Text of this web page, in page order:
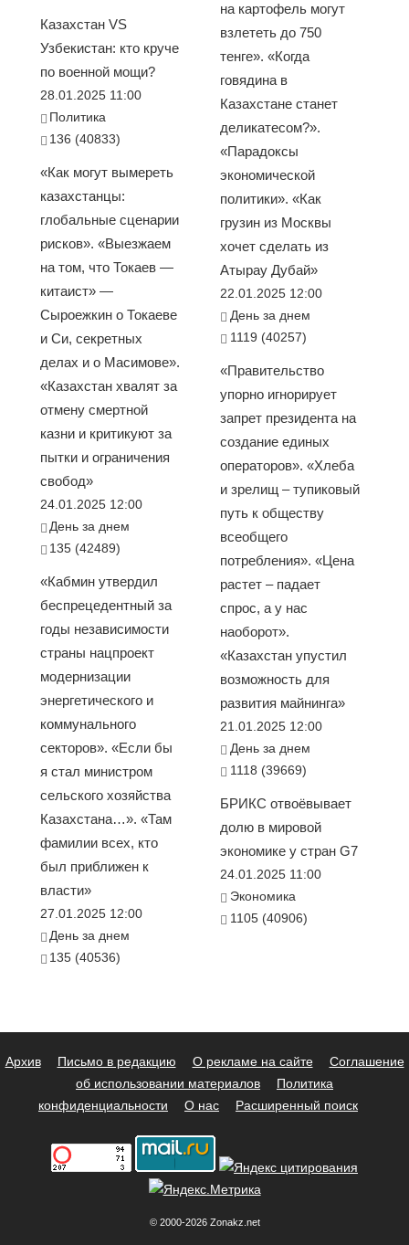
Казахстан VS
Узбекистан: кто круче
по военной мощи?
28.01.2025 11:00
Политика
136 (40833)
«Как могут вымереть
казахстанцы:
глобальные сценарии
рисков». «Выезжаем
на том, что Токаев —
китаист» —
Сыроежкин о Токаеве
и Си, секретных
делах и о Масимове».
«Казахстан хвалят за
отмену смертной
казни и критикуют за
пытки и ограничения
свобод»
24.01.2025 12:00
День за днем
135 (42489)
«Кабмин утвердил
беспрецедентный за
годы независимости
страны нацпроект
модернизации
энергетического и
коммунального
секторов». «Если бы
я стал министром
сельского хозяйства
Казахстана…». «Там
фамилии всех, кто
был приближен к
власти»
27.01.2025 12:00
День за днем
135 (40536)
на картофель могут
взлететь до 750
тенге». «Когда
говядина в
Казахстане станет
деликатесом?».
«Парадоксы
экономической
политики». «Как
грузин из Москвы
хочет сделать из
Атырау Дубай»
22.01.2025 12:00
День за днем
1119 (40257)
«Правительство
упорно игнорирует
запрет президента на
создание единых
операторов». «Хлеба
и зрелищ – тупиковый
путь к обществу
всеобщего
потребления». «Цена
растет – падает
спрос, а у нас
наоборот».
«Казахстан упустил
возможность для
развития майнинга»
21.01.2025 12:00
День за днем
1118 (39669)
БРИКС отвоёвывает
долю в мировой
экономике у стран G7
24.01.2025 11:00
Экономика
1105 (40906)
Архив Письмо в редакцию О рекламе на сайте
Соглашение
об использовании материалов
Политика
конфиденциальности
О нас Расширенный поиск
© 2000-2026 Zonakz.net